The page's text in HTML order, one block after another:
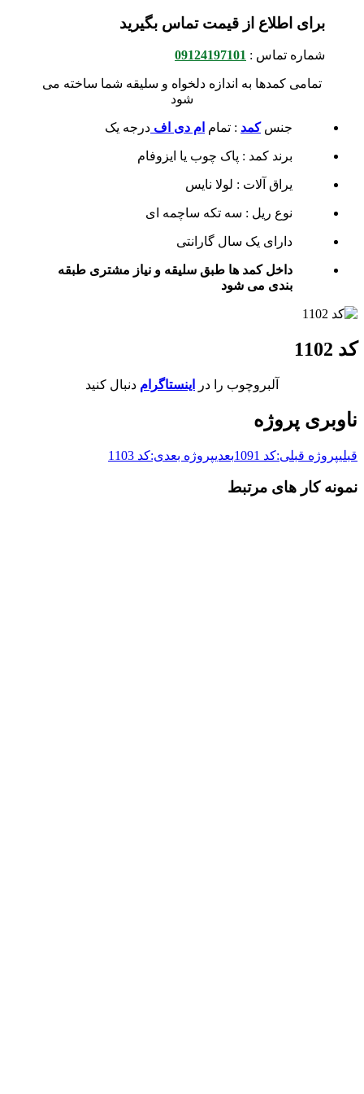
برای اطلاع از قیمت تماس بگیرید
شماره تماس : 09124197101
تمامی کمدها به اندازه دلخواه و سلیقه شما ساخته می
شود
جنسکمد : تمام ام دی اف درجه یک
برند کمد : پاک چوب یا ایزوفام
یراق آلات : لولا نایس
نوع ریل : سه تکه ساچمه ای
دارای یک سال گارانتی
داخل کمد ها طبق سلیقه و نیاز مشتری طبقه
بندی می شود
کد 1102
آلبروچوب را در اینستاگرام دنبال کنید
ناوبری پروژه
قبلیپروژه قبلی:کد 1091 بعدیپروژه بعدی:کد 1103
نمونه کار های مرتبط